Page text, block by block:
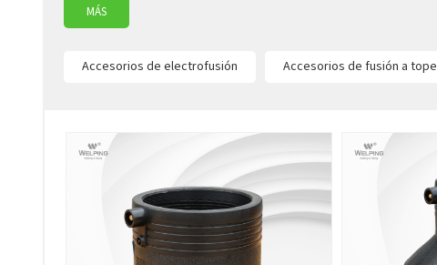
MÁS
Accesorios de electrofusión Accesorios de fusión a tope